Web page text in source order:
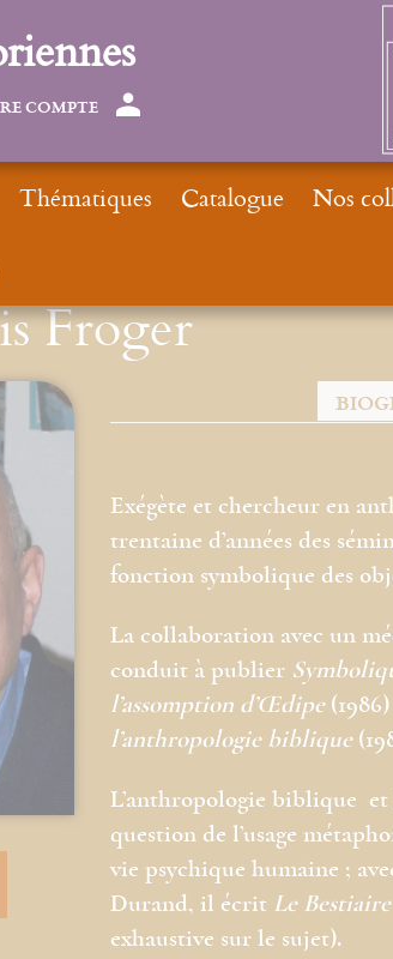
Froger
Exégète et chercheur en
trentaine d’années des
fonction symbolique des
La collaboration avec un
conduit à publier
l’assomption d’Œdipe
l’anthropologie biblique
L’anthropologie biblique
question de l’usage
vie psychique humaine ;
Durand, il écrit Le
exhaustive sur le sujet).
COMPTE
Thématiques Catalogue Nos